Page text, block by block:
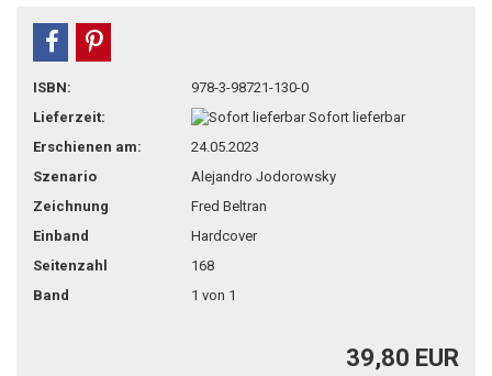
teilen
ISBN:
978-3-98721-130-0
Lieferzeit:
Sofort lieferbar
Erschienen am:
24.05.2023
Szenario
Alejandro Jodorowsky
Zeichnung
Fred Beltran
Einband
Hardcover
Seitenzahl
168
Band
1 von 1
39,80 EUR